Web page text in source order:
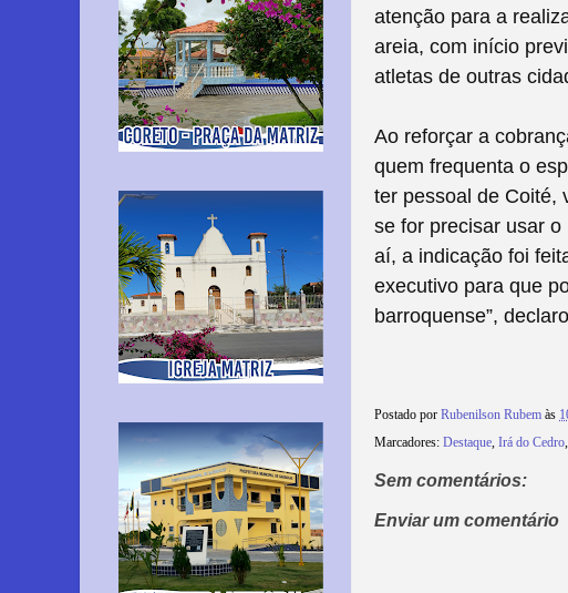
atenção para a
areia, com início
atletas de outras
Ao reforçar a
quem frequenta o
ter pessoal de Coité,
se for precisar usar
aí, a indicação foi
executivo para que
barroquense”,
Postado por Rubenilson Rubem às
Marcadores: Destaque, Irá do Cedro,
Sem comentários:
Enviar um comentário